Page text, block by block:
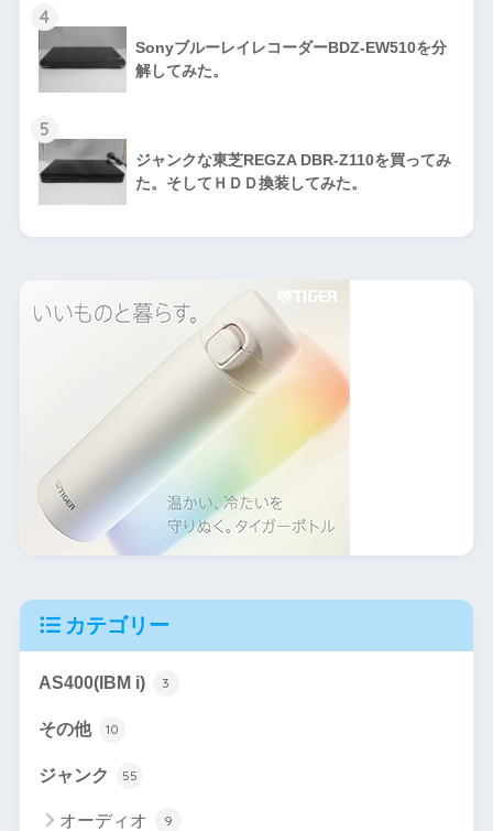
4
SonyブルーレイレコーダーBDZ-EW510を分
解してみた。
5
ジャンクな東芝REGZA DBR-Z110を買ってみ
た。そしてＨＤＤ換装してみた。
カテゴリー
AS400(IBM i) 3
その他 10
ジャンク 55
オーディオ 9